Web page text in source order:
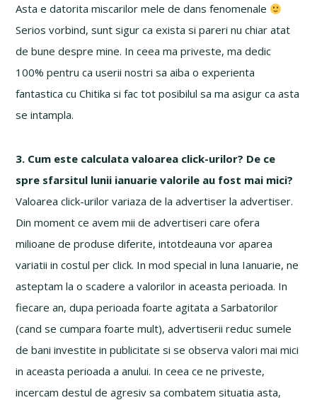
Asta e datorita miscarilor mele de dans fenomenale
Serios vorbind, sunt sigur ca exista si pareri nu chiar atat
de bune despre mine. In ceea ma priveste, ma dedic
100% pentru ca userii nostri sa aiba o experienta
fantastica cu Chitika si fac tot posibilul sa ma asigur ca asta
se intampla.
3. Cum este calculata valoarea click-urilor? De ce
spre sfarsitul lunii ianuarie valorile au fost mai mici?
Valoarea click-urilor variaza de la advertiser la advertiser.
Din moment ce avem mii de advertiseri care ofera
milioane de produse diferite, intotdeauna vor aparea
variatii in costul per click. In mod special in luna Ianuarie, ne
asteptam la o scadere a valorilor in aceasta perioada. In
fiecare an, dupa perioada foarte agitata a Sarbatorilor
(cand se cumpara foarte mult), advertiserii reduc sumele
de bani investite in publicitate si se observa valori mai mici
in aceasta perioada a anului. In ceea ce ne priveste,
incercam destul de agresiv sa combatem situatia asta,